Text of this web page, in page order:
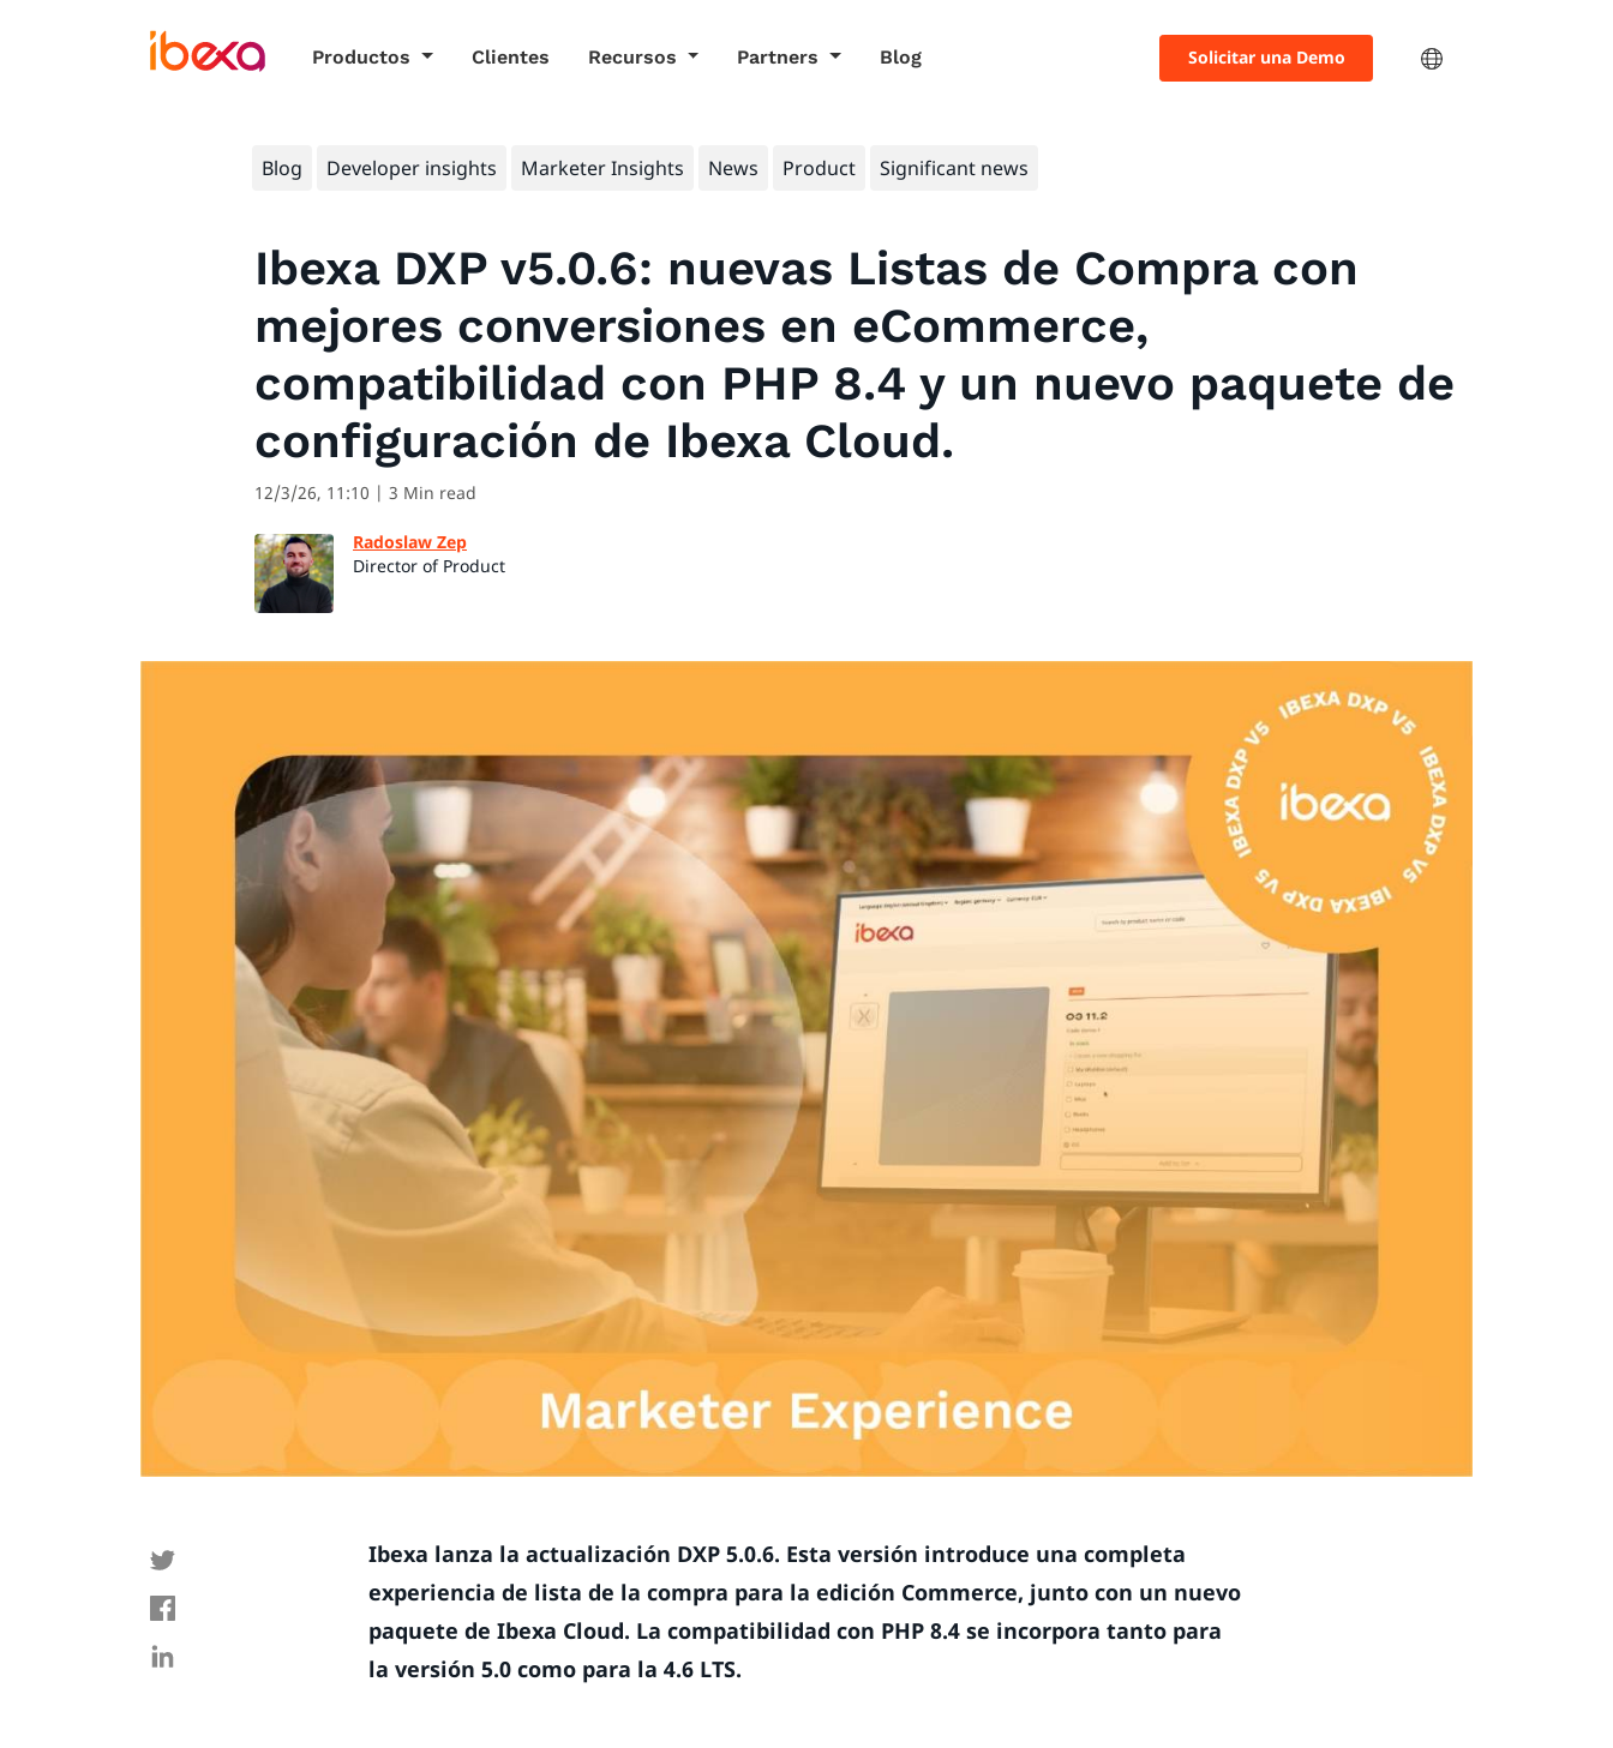
Productos Clientes Recursos Partners Blog Solicitar una Demo
Blog Developer insights Marketer Insights News Product Significant news
Ibexa DXP v5.0.6: nuevas Listas de Compra con
mejores conversiones en eCommerce,
compatibilidad con PHP 8.4 y un nuevo paquete de
configuración de Ibexa Cloud.
12/3/26, 11:10 | 3 Min read
Radoslaw Zep
Director of Product
Ibexa lanza la actualización DXP 5.0.6. Esta versión introduce una completa
experiencia de lista de la compra para la edición Commerce, junto con un nuevo
paquete de Ibexa Cloud. La compatibilidad con PHP 8.4 se incorpora tanto para
la versión 5.0 como para la 4.6 LTS.